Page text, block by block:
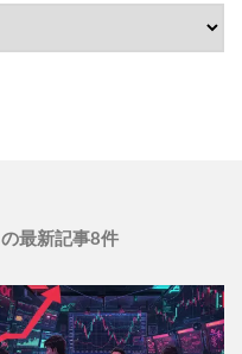
の最新記事8件